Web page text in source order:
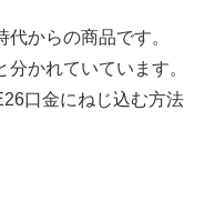
からの商品です。
かれていています。
口金にねじ込む方法